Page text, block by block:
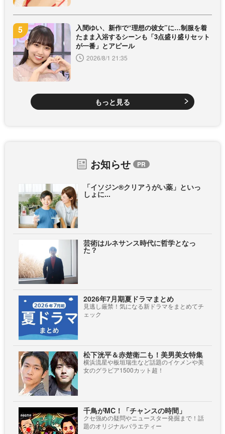
入間ゆい、新作で“理想の彼女”に…制服を着
たまま入浴するシーンも「3点盛り盛りセット
が一番」とアピール
2026/8/1 21:35
もっと見る
お知らせ
「イソジン®クリアうがい薬」といっ
しょに...
芸術はルネサンス時代に哲学となっ
た？
2026年7月期夏ドラマまとめ
見逃し厳禁！気になる新ドラマをまとめてチ
ェック
松下洸平＆赤楚衛二も！美男美女特集
横浜流星や板垣瑞生など話題のイケメンや美
女のグラビア1500カット超！
千鳥がMC！「チャンスの時間」
クセ強めの疑問やニュースター発掘まで！話
題のオリジナルバラエティー